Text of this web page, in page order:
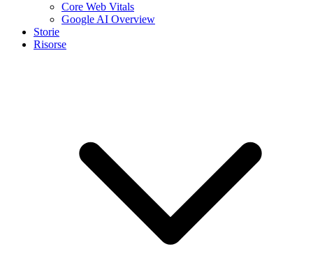
Core Web Vitals
Google AI Overview
Storie
Risorse